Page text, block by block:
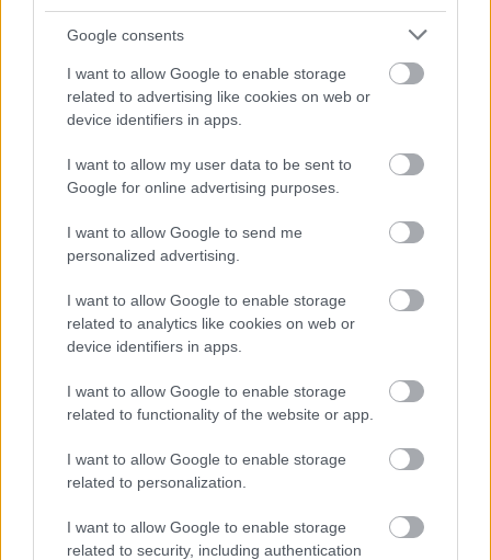
Google consents
I want to allow Google to enable storage
related to advertising like cookies on web or
device identifiers in apps.
I want to allow my user data to be sent to
Google for online advertising purposes.
I want to allow Google to send me
personalized advertising.
I want to allow Google to enable storage
related to analytics like cookies on web or
device identifiers in apps.
I want to allow Google to enable storage
related to functionality of the website or app.
I want to allow Google to enable storage
related to personalization.
I want to allow Google to enable storage
related to security, including authentication
NÉPMŰVÉSZET EGÉSZ ÉVBEN!
DUPLA JUBILEUMI KONCERT: SONORO 20 & FAB
A bejegyzés trackback címe:
https://kulturpart.hu/api/trackback/id/7910568
Kommentek:
értelmében felhasználói tartalomnak